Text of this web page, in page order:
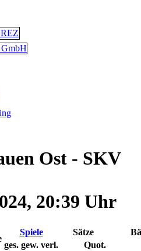
Ost - SKV
20:39 Uhr
Spiele Sätze
ges. gew. verl.
Quot.